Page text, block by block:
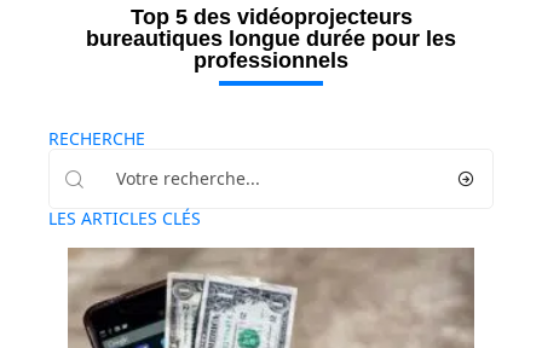
Top 5 des vidéoprojecteurs
bureautiques longue durée pour les
professionnels
RECHERCHE
LES ARTICLES CLÉS